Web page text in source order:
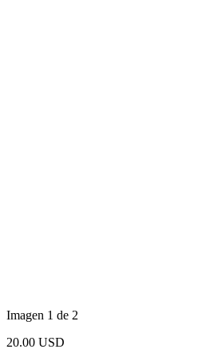
Imagen 1 de 2
20.00 USD